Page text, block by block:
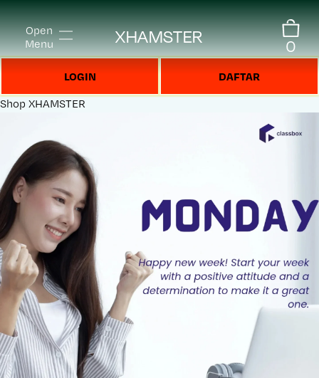
Open
Menu
XHAMSTER 0
LOGIN DAFTAR
Shop XHAMSTER